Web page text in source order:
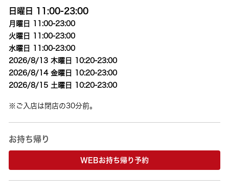
日曜日 11:00-23:00
月曜日 11:00-23:00
火曜日 11:00-23:00
水曜日 11:00-23:00
2026/8/13 木曜日 10:20-23:00
2026/8/14 金曜日 10:20-23:00
2026/8/15 土曜日 10:20-23:00
※ご入店は閉店の30分前。
お持ち帰り
WEBお持ち帰り予約